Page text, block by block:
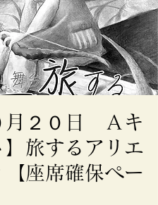
月２０日 Ａキ
】旅するアリエ
【座席確保ペー